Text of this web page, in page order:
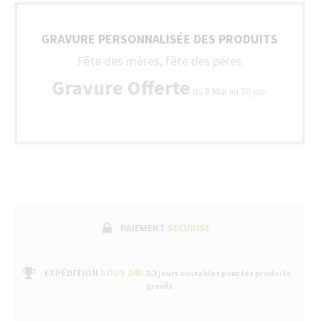
GRAVURE PERSONNALISÉE DES PRODUITS
Fête des mères, fête des pères
Gravure Offerte du 8 Mai au 30 juin
PAIEMENT SÉCURISÉ
EXPÉDITION SOUS 24H 2/3 jours ouvrables pour les produits
gravés